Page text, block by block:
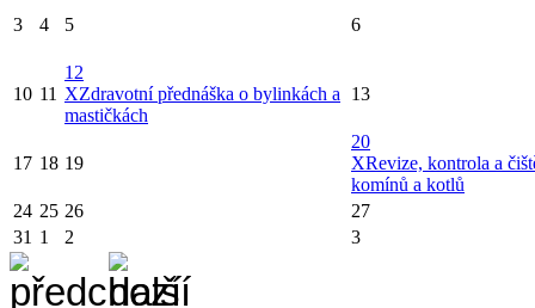
3 4 5 6
10 11
12
XZdravotní přednáška o bylinkách a
mastičkách
13
17 18 19
20
XRevize, kontrola a
komínů a kotlů
24 25 26
27
31 1 2 3